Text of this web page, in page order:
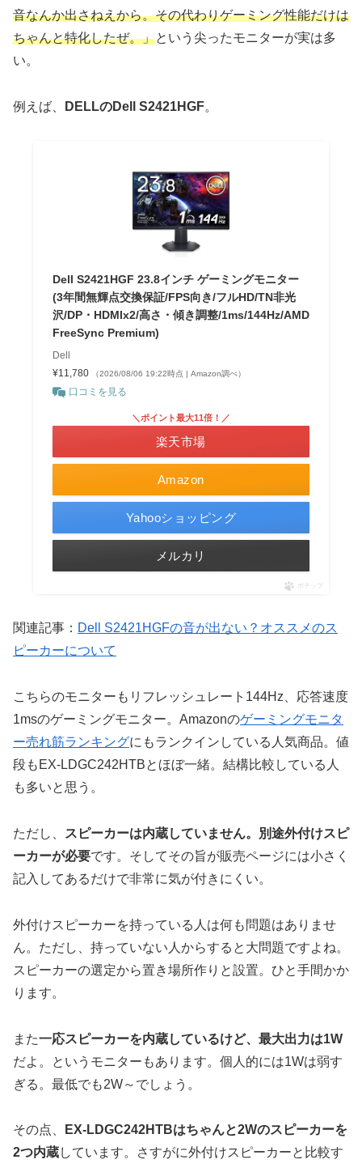
音なんか出さねえから。その代わりゲーミング性能だけは
ちゃんと特化したぜ。」という尖ったモニターが実は多
い。
例えば、 DELLのDell S2421HGF。
Dell S2421HGF 23.8インチ ゲーミングモニター
(3年間無輝点交換保証/FPS向き/フルHD/TN非光
沢/DP・HDMIx2/高さ・傾き調整/1ms/144Hz/AMD
FreeSync Premium)
Dell
¥11,780
（2026/08/06 19:22時点 | Amazon調べ）
口コミを見る
Amazon
＼ポイント最大11倍！／
楽天市場
Yahooショッピング
メルカリ
ポチップ
関連記事： Dell S2421HGFの音が出ない？オススメのス
ピーカーについて
こちらのモニターもリフレッシュレート144Hz、応答速度
1msのゲーミングモニター。Amazonのゲーミングモニタ
ー売れ筋ランキングにもランクインしている人気商品。値
段もEX-LDGC242HTBとほぼ一緒。結構比較している人
も多いと思う。
ただし、
スピーカーは内蔵していません。別途外付けスピ
ーカーが必要です。そしてその旨が販売ページには小さく
記入してあるだけで非常に気が付きにくい。
外付けスピーカーを持っている人は何も問題はありませ
ん。ただし、持っていない人からすると大問題ですよね。
スピーカーの選定から置き場所作りと設置。ひと手間かか
ります。
また一応スピーカーを内蔵しているけど、最大出力は1W
だよ。というモニターもあります。個人的には1Wは弱す
ぎる。最低でも2W～でしょう。
その点、
EX-LDGC242HTBはちゃんと2Wのスピーカーを
2つ内蔵しています。さすがに外付けスピーカーと比較す